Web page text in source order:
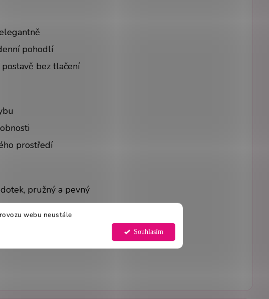
webu neustále
Souhlasím
pohodlí
bez tlačení
prostředí
pružný a pevný
Tex® Standard 100